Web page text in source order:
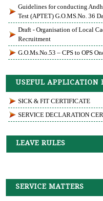
Guidelines for conducting
Test (APTET) G.O.MS.No. 36
Draft - Organisation of Local
Recruitment
G.O.Ms.No.53 – CPS to OPS
USEFUL APPLICATION
SICK & FIT CERTIFICATE
SERVICE DECLARATION
LEAVE RULES
SERVICE MATTERS